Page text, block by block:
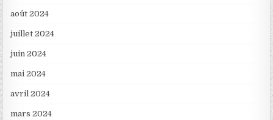
août 2024
juillet 2024
juin 2024
mai 2024
avril 2024
mars 2024